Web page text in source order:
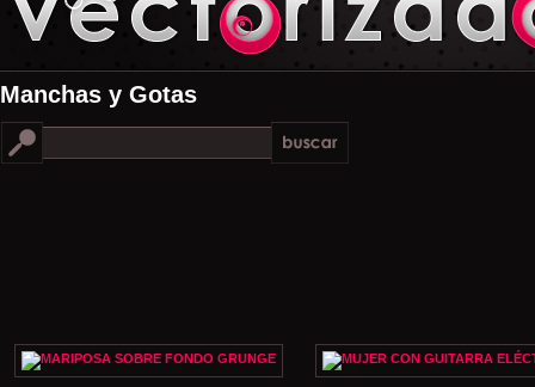
Manchas y Gotas